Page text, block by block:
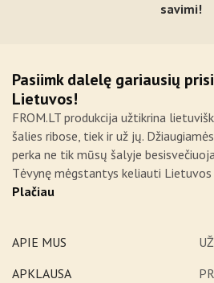
savimi!
Pasiimk dalelę gariausių
Lietuvos!
FROM.LT produkcija užtikrina
šalies ribose, tiek ir už jų.
perka ne tik mūsų šalyje
Tėvynę mėgstantys keliauti
Plačiau
APIE MUS
APKLAUSA